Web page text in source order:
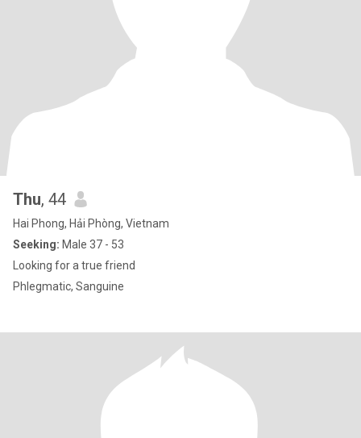
Thu, 44
Hai Phong, Hải Phòng, Vietnam
Seeking: Male 37 - 53
Looking for a true friend
Phlegmatic, Sanguine